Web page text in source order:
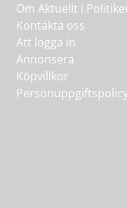
Om Aktuellt i
Kontakta oss
Att logga in
Annonsera
Köpvillkor